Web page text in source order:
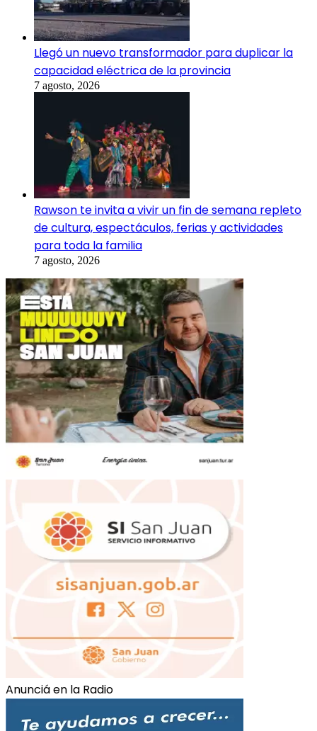
Llegó un nuevo transformador para duplicar la
capacidad eléctrica de la provincia
7 agosto, 2026
Rawson te invita a vivir un fin de semana repleto
de cultura, espectáculos, ferias y actividades
para toda la familia
7 agosto, 2026
Anunciá en la Radio